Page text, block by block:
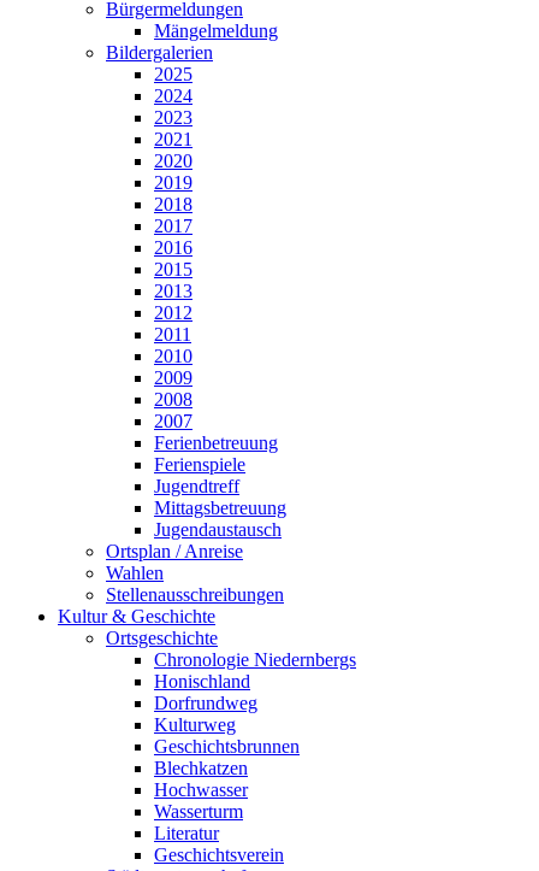
Bürgermeldungen
Mängelmeldung
Bildergalerien
2025
2024
2023
2021
2020
2019
2018
2017
2016
2015
2013
2012
2011
2010
2009
2008
2007
Ferienbetreuung
Ferienspiele
Jugendtreff
Mittagsbetreuung
Jugendaustausch
Ortsplan / Anreise
Wahlen
Stellenausschreibungen
Kultur & Geschichte
Ortsgeschichte
Chronologie Niedernbergs
Honischland
Dorfrundweg
Kulturweg
Geschichtsbrunnen
Blechkatzen
Hochwasser
Wasserturm
Literatur
Geschichtsverein